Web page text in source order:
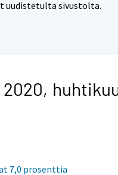
uudistetulta sivustolta.
7,0 prosenttia